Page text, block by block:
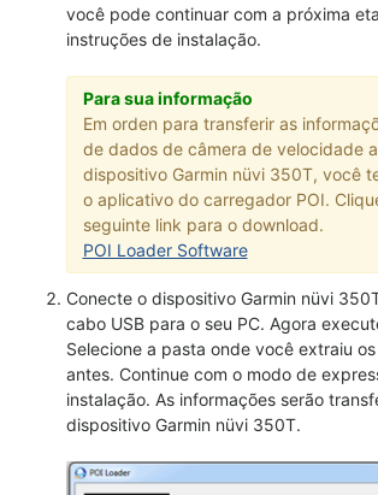
você pode continuar com a próxima
instruções de instalação.
Para sua informação
Em orden para transferir as
de dados de câmera de velocidade
dispositivo Garmin nüvi 350T, você
o aplicativo do carregador POI.
seguinte link para o download.
POI Loader Software
Conecte o dispositivo Garmin nüvi
cabo USB para o seu PC. Agora
Selecione a pasta onde você extraiu
antes. Continue com o modo de
instalação. As informações serão
dispositivo Garmin nüvi 350T.